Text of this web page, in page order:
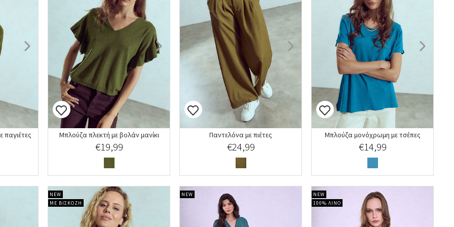
παγιέτες Μπλούζα πλεκτή με βολάν μανίκι
€19,99
Παντελόνα με πιέτες
€24,99
Μπλούζα μονόχρωμη με τσέπες
€14,99
NEW
ΜΕ ΒΙΣΚΟΖΗ
NEW
NEW
100% ΛΙΝΟ